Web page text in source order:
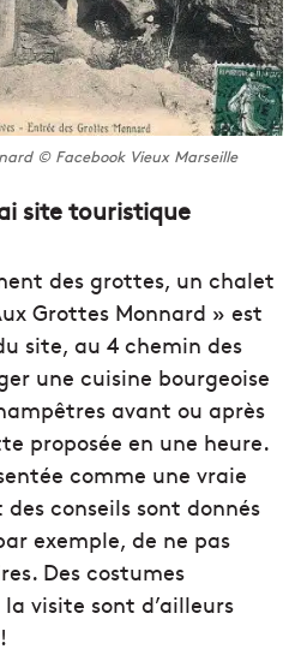
© Facebook Vieux Marseille
site touristique
des grottes, un chalet
Grottes Monnard » est
site, au 4 chemin des
une cuisine bourgeoise
avant ou après
proposée en une heure.
comme une vraie
conseils sont donnés
exemple, de ne pas
Des costumes
visite sont d’ailleurs